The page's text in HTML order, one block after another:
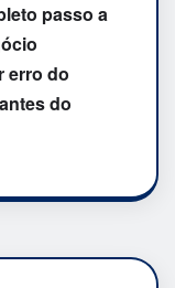
passo a
erro do
do